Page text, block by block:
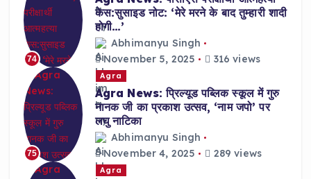
74
केस:सुसाइड नोट: ‘मेरे मरने के बाद तुम्हारी शादी
होगी…’
Abhimanyu Singh
November 5, 2025
316 views
75
Agra
Agra News: प्रिल्यूड पब्लिक स्कूल में गुरु
नानक जी का प्रकाश उत्सव, ‘नाम जपो’ पर
लघु नाटिका
Abhimanyu Singh
November 4, 2025
289 views
Agra